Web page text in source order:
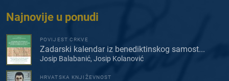
Najnovije u ponudi
POVIJEST CRKVE
Zadarski kalendar iz benediktinskog samost...
Josip Balabanić, Josip Kolanović
HRVATSKA KNJIŽEVNOST